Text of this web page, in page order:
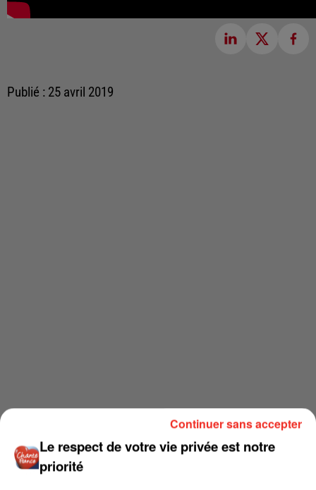
Publié : 25 avril 2019
Le respect de votre vie privée est notre
priorité
Continuer sans accepter